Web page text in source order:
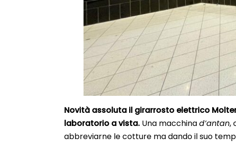
Novità assoluta il girarrosto elettrico
laboratorio a vista. Una macchinad’antan,
abbreviarne le cotture ma dando il suo